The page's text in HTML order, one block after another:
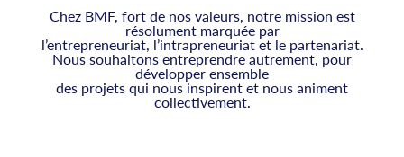
Chez BMF, fort de nos valeurs, notre mission est
résolument marquée par
l’entrepreneuriat, l’intrapreneuriat et le partenariat.
Nous souhaitons entreprendre autrement, pour
développer ensemble
des projets qui nous inspirent et nous animent
collectivement.